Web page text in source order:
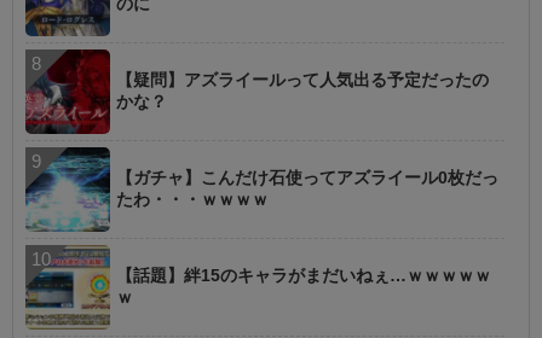
【疑問】アズライールって人気出る予定だったの
かな？
【ガチャ】こんだけ石使ってアズライール0枚だっ
たわ・・・ｗｗｗｗ
【話題】絆15のキャラがまだいねぇ…ｗｗｗｗｗ
ｗ